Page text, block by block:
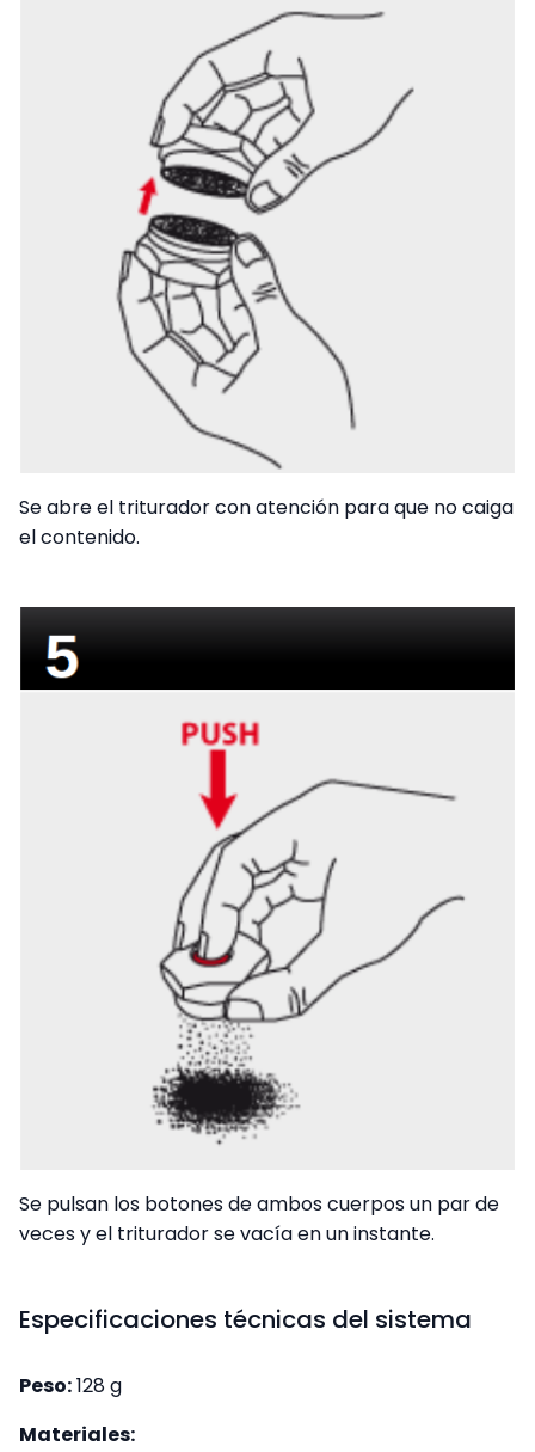
Se abre el triturador con atención para que no caiga
el contenido.
Se pulsan los botones de ambos cuerpos un par de
veces y el triturador se vacía en un instante.
Especificaciones técnicas del sistema
Peso:128 g
Materiales: